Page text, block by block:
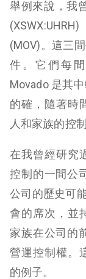
舉例來說，我
(MOV)。這三
件。它們每
Movado 是其
的確，隨著時
人和家族的控制
在我曾經研究
控制的一間公
公司的歷史可
會的席次，並
家族在公司的
營運控制權。
的例子。